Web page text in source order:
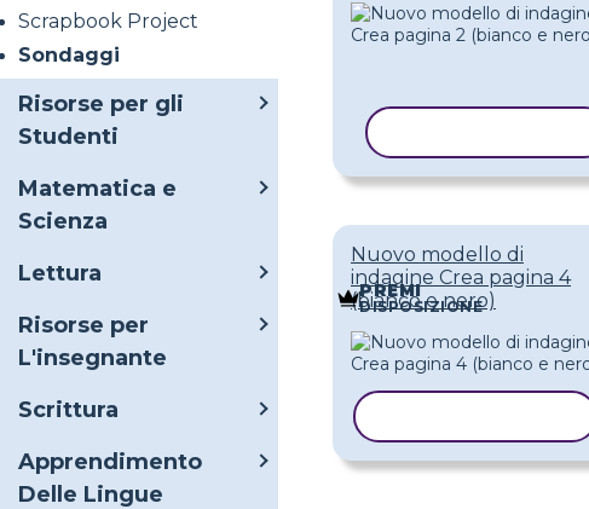
Scrapbook Project
Sondaggi
Risorse per gli
Studenti
Matematica e
Scienza
Lettura
Risorse per
L'insegnante
Scrittura
Apprendimento
Delle Lingue
Nuovo modello di
indagine Crea pagina 4
(bianco e nero)
PREMI
DISPOSIZIONE